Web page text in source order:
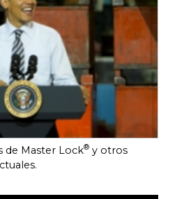
de Master Lock®y otros